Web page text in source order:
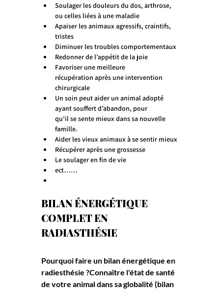
Soulager les douleurs du dos, arthrose,
ou celles liées à une maladie
Apaiser les animaux agressifs, craintifs,
tristes
Diminuer les troubles comportementaux
Redonner de l’appétit de la joie
Favoriser une meilleure
récupération après une intervention
chirurgicale
Un soin peut aider un animal adopté
ayant souffert d’abandon, pour
qu’il se sente mieux dans sa nouvelle
famille.
Aider les vieux animaux à se sentir mieux
Récupérer après une grossesse
Le soulager en fin de vie
ect……
BILAN ÉNERGÉTIQUE
COMPLET EN
RADIASTHÉSIE
Pourquoi faire un bilan énergétique en
radiesthésie ?Connaître l'état de santé
de votre animal dans sa globalité (bilan